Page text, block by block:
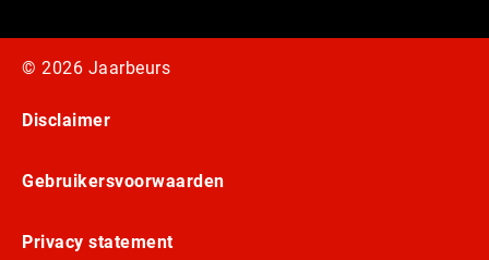
© 2026 Jaarbeurs
Disclaimer
Gebruikersvoorwaarden
Privacy statement